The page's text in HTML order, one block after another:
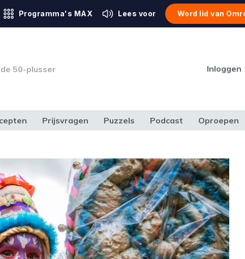
Programma's MAX Lees voor Word lid van
50-plusser Inloggen
Prijsvragen Puzzels Podcast Oproepen